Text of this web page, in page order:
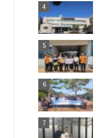
4
5
6
7